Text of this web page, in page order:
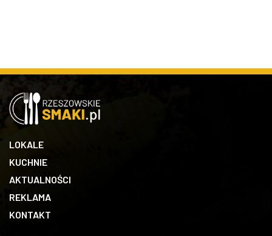
LOKALE
KUCHNIE
AKTUALNOŚCI
REKLAMA
KONTAKT